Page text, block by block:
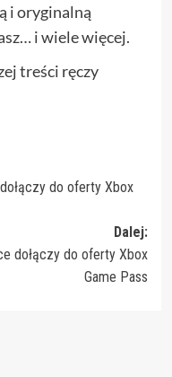
i oryginalną
i wiele więcej.
treści ręczy
do oferty Xbox
Dalej:
dołączy do oferty Xbox
Game Pass